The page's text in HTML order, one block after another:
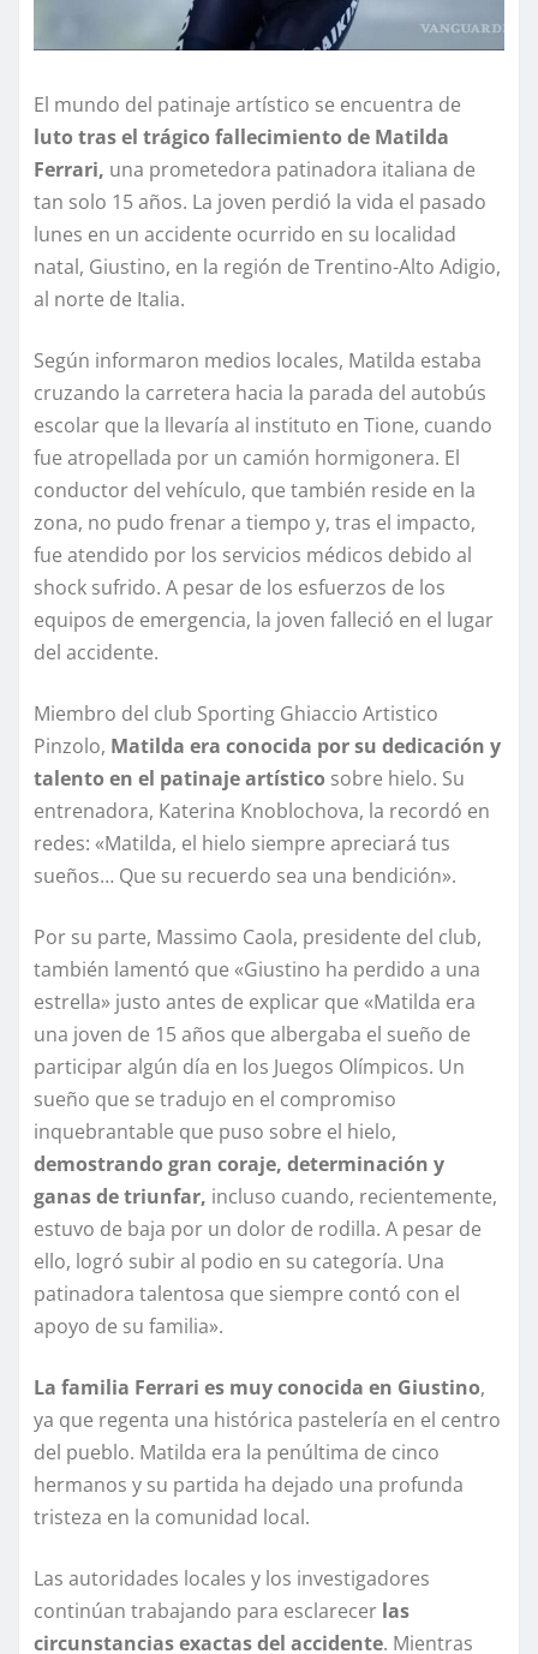
El mundo del patinaje artístico se encuentra de
luto tras el trágico fallecimiento de Matilda
Ferrari, una prometedora patinadora italiana de
tan solo 15 años. La joven perdió la vida el pasado
lunes en un accidente ocurrido en su localidad
natal, Giustino, en la región de Trentino-Alto Adigio,
al norte de Italia.
Según informaron medios locales, Matilda estaba
cruzando la carretera hacia la parada del autobús
escolar que la llevaría al instituto en Tione, cuando
fue atropellada por un camión hormigonera. El
conductor del vehículo, que también reside en la
zona, no pudo frenar a tiempo y, tras el impacto,
fue atendido por los servicios médicos debido al
shock sufrido. A pesar de los esfuerzos de los
equipos de emergencia, la joven falleció en el lugar
del accidente.
Miembro del club Sporting Ghiaccio Artistico
Pinzolo, Matilda era conocida por su dedicación y
talento en el patinaje artístico sobre hielo. Su
entrenadora, Katerina Knoblochova, la recordó en
redes: «Matilda, el hielo siempre apreciará tus
sueños… Que su recuerdo sea una bendición».
Por su parte, Massimo Caola, presidente del club,
también lamentó que «Giustino ha perdido a una
estrella» justo antes de explicar que «Matilda era
una joven de 15 años que albergaba el sueño de
participar algún día en los Juegos Olímpicos. Un
sueño que se tradujo en el compromiso
inquebrantable que puso sobre el hielo,
demostrando gran coraje, determinación y
ganas de triunfar, incluso cuando, recientemente,
estuvo de baja por un dolor de rodilla. A pesar de
ello, logró subir al podio en su categoría. Una
patinadora talentosa que siempre contó con el
apoyo de su familia».
La familia Ferrari es muy conocida en Giustino,
ya que regenta una histórica pastelería en el centro
del pueblo. Matilda era la penúltima de cinco
hermanos y su partida ha dejado una profunda
tristeza en la comunidad local.
Las autoridades locales y los investigadores
continúan trabajando para esclarecer las
circunstancias exactas del accidente. Mientras